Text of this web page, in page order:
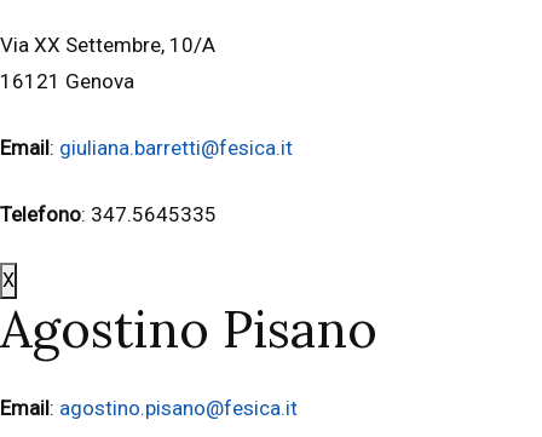
Via XX Settembre, 10/A
16121 Genova
Email: giuliana.barretti@fesica.it
Telefono: 347.5645335
X
Agostino Pisano
Email: agostino.pisano@fesica.it